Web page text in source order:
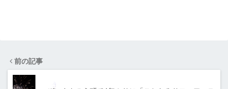
前の記事